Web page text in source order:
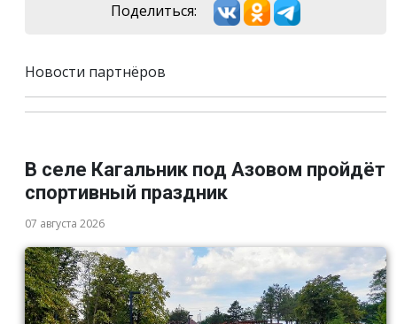
Поделиться:
Новости партнёров
В селе Кагальник под Азовом пройдёт
спортивный праздник
07 августа 2026